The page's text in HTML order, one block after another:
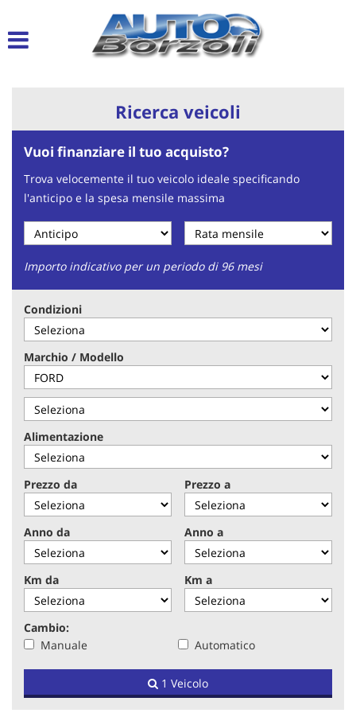
Ricerca veicoli
Vuoi finanziare il tuo acquisto?
Trova velocemente il tuo veicolo ideale specificando
l'anticipo e la spesa mensile massima
Importo indicativo per un periodo di 96 mesi
Condizioni
Marchio / Modello
Alimentazione
Prezzo da Prezzo a
Anno da Anno a
Km da Km a
Cambio:
Manuale
Automatico
1 Veicolo
Le
tue
pannello
consente
di
esprimere
tue
preferenze
alle
tecnologie
di
tracciamento
che
adottiamo
per
offrire
le
funzionalità
e
svolgere
attività
di
seguito
descritte.
Per
ottenere
maggiori
informazioni
sull'utilità
funzionamento